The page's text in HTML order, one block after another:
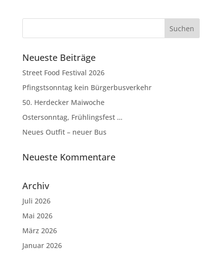
Neueste Beiträge
Street Food Festival 2026
Pfingstsonntag kein Bürgerbusverkehr
50. Herdecker Maiwoche
Ostersonntag, Frühlingsfest …
Neues Outfit – neuer Bus
Neueste Kommentare
Archiv
Juli 2026
Mai 2026
März 2026
Januar 2026